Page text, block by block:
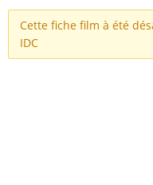
Cette fiche film à été
IDC